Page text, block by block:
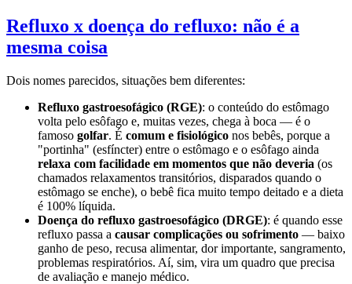
Refluxo x doença do refluxo: não é a
mesma coisa
Dois nomes parecidos, situações bem diferentes:
Refluxo gastroesofágico (RGE): o conteúdo do estômago
volta pelo esôfago e, muitas vezes, chega à boca — é o
famoso golfar. É comum e fisiológico nos bebês, porque a
"portinha" (esfíncter) entre o estômago e o esôfago ainda
relaxa com facilidade em momentos que não deveria (os
chamados relaxamentos transitórios, disparados quando o
estômago se enche), o bebê fica muito tempo deitado e a dieta
é 100% líquida.
Doença do refluxo gastroesofágico (DRGE): é quando esse
refluxo passa a causar complicações ou sofrimento — baixo
ganho de peso, recusa alimentar, dor importante, sangramento,
problemas respiratórios. Aí, sim, vira um quadro que precisa
de avaliação e manejo médico.